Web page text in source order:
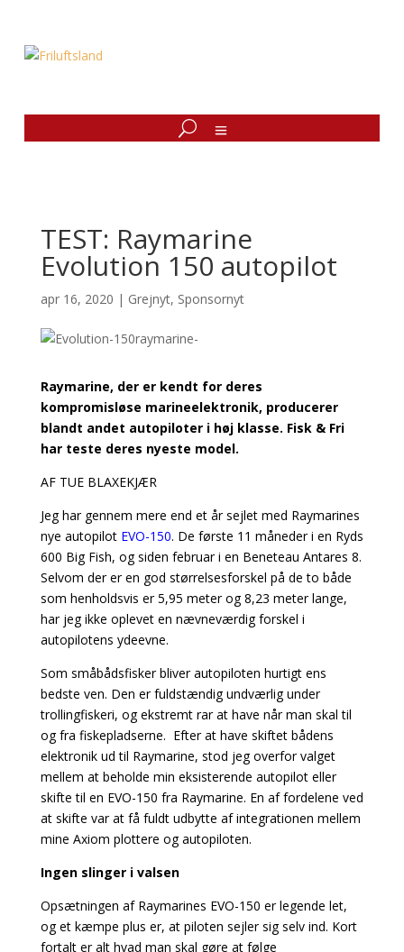
TEST: Raymarine
Evolution 150 autopilot
apr 16, 2020 | Grejnyt, Sponsornyt
Raymarine, der er kendt for deres
kompromisløse marineelektronik, producerer
blandt andet autopiloter i høj klasse. Fisk & Fri
har teste deres nyeste model.
AF TUE BLAXEKJÆR
Jeg har gennem mere end et år sejlet med Raymarines
nye autopilot EVO-150. De første 11 måneder i en Ryds
600 Big Fish, og siden februar i en Beneteau Antares 8.
Selvom der er en god størrelsesforskel på de to både
som henholdsvis er 5,95 meter og 8,23 meter lange,
har jeg ikke oplevet en nævneværdig forskel i
autopilotens ydeevne.
Som småbådsfisker bliver autopiloten hurtigt ens
bedste ven. Den er fuldstændig undværlig under
trollingfiskeri, og ekstremt rar at have når man skal til
og fra fiskepladserne. Efter at have skiftet bådens
elektronik ud til Raymarine, stod jeg overfor valget
mellem at beholde min eksisterende autopilot eller
skifte til en EVO-150 fra Raymarine. En af fordelene ved
at skifte var at få fuldt udbytte af integrationen mellem
mine Axiom plottere og autopiloten.
Ingen slinger i valsen
Opsætningen af Raymarines EVO-150 er legende let,
og et kæmpe plus er, at piloten sejler sig selv ind. Kort
fortalt er alt hvad man skal gøre at følge